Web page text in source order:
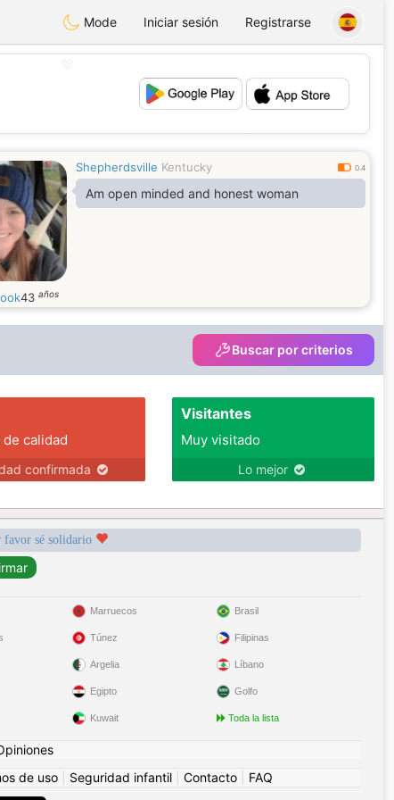
Mode Iniciar sesión Registrarse
💕
Shepherdsville Kentucky 0.4
Am open minded and honest woman
43 años
Buscar por criterios
calidad
confirmada
Visitantes
Muy visitado
Lo mejor
favor sé solidario
Marruecos
Túnez
Argelia
Egipto
Kuwait
Brasil
Filipinas
Líbano
Golfo
Toda la lista
de uso Seguridad infantil Contacto FAQ